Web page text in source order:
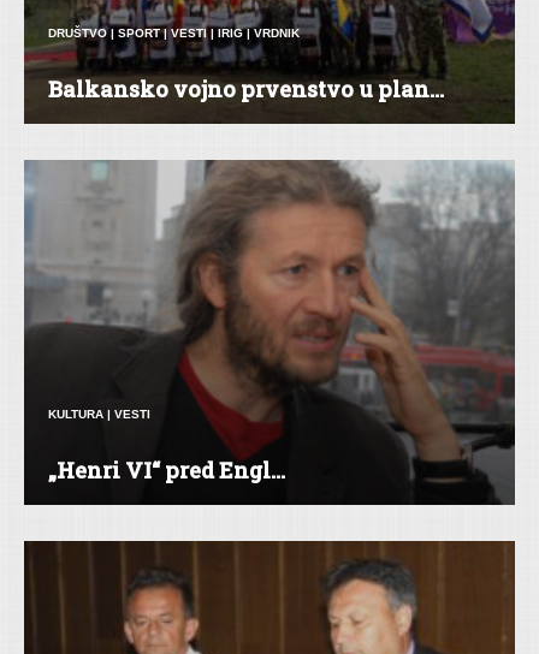
DRUŠTVO| SPORT| VESTI| IRIG|VRDNIK
Balkansko vojno prvenstvo u plan...
KULTURA VESTI
„Henri VI“ pred Engl...